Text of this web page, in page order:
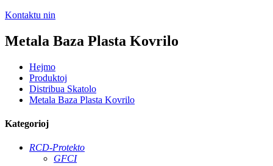
Kontaktu nin
Metala Baza Plasta Kovrilo
Hejmo
Produktoj
Distribua Skatolo
Metala Baza Plasta Kovrilo
Kategorioj
RCD-Protekto
GFCI